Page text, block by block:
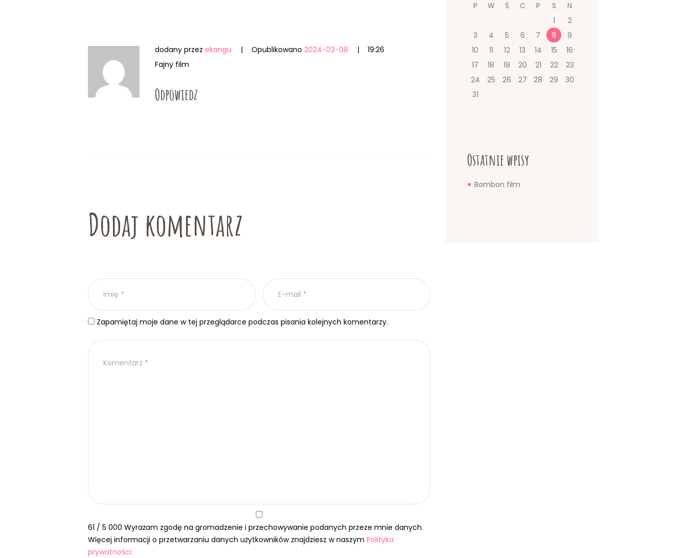
dodany przez ekangu Opublikowano 2024-03-08
19:26
Fajny film
Odpowiedz
Dodaj komentarz
Zapamiętaj moje dane w tej przeglądarce podczas pisania kolejnych komentarzy.
61 / 5 000 Wyrażam zgodę na gromadzenie i przechowywanie podanych przeze mnie danych.
Więcej informacji o przetwarzaniu danych użytkowników znajdziesz w naszym Polityka
prywatności
P W Ś C P S
N
1
2
3
4 5 6 7 8
9
10
11 12 13 14 15
16
17
18 19 20 21 22
23
24
25 26 27 28 29
30
31
Ostatnie wpisy
Bombon film